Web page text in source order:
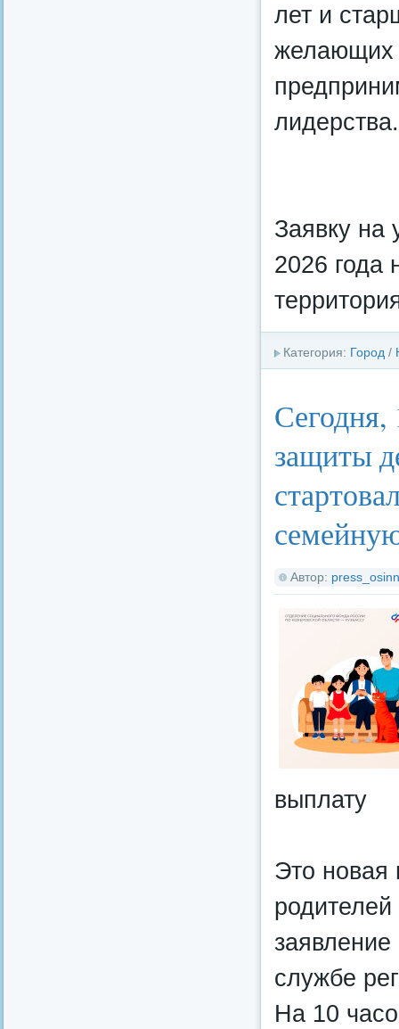
лет и
желающих
лидерства.
Заявку на
2026
Категория: Город /
защиты
Автор:
выплату
Это
заявление
службе
На 10